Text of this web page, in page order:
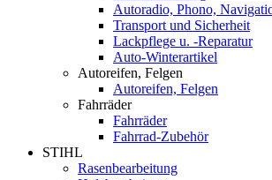
Autoradio, Phono,
Transport und Sicherheit
Lackpflege u. -Reparatur
Auto-Winterartikel
Autoreifen, Felgen
Autoreifen, Felgen
Fahrräder
Fahrräder
Fahrrad-Zubehör
STIHL
Rasenbearbeitung